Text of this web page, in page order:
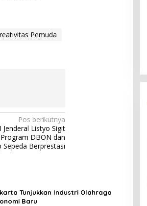
Pemuda
Pos berikutnya
Jenderal Listyo Sigit
DBON dan
Sepeda Berprestasi
Tunjukkan Industri Olahraga
Baru
di Kejati Kepri oleh J. Devy